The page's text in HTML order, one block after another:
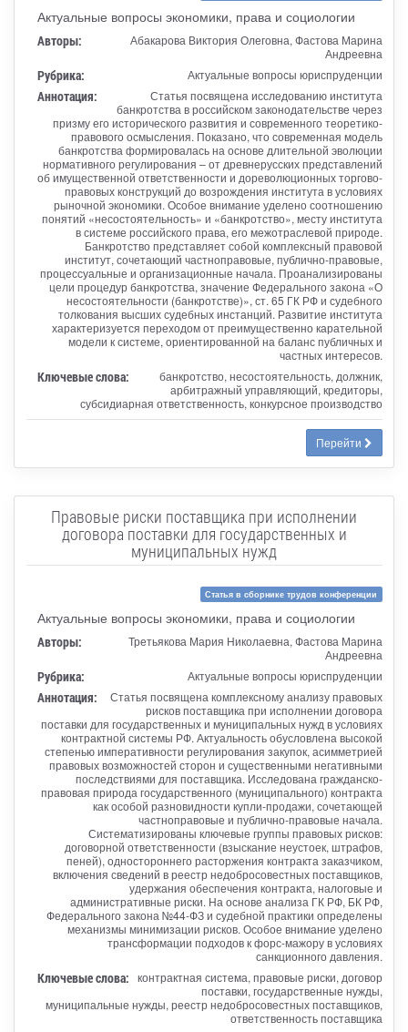
Актуальные вопросы экономики, права и социологии
Авторы:
Абакарова Виктория Олеговна, Фастова Марина
Андреевна
Рубрика: Актуальные вопросы юриспруденции
Аннотация:
Статья посвящена исследованию института
банкротства в российском законодательстве через
призму его исторического развития и современного теоретико-
правового осмысления. Показано, что современная модель
банкротства формировалась на основе длительной эволюции
нормативного регулирования – от древнерусских представлений
об имущественной ответственности и дореволюционных торгово-
правовых конструкций до возрождения института в условиях
рыночной экономики. Особое внимание уделено соотношению
понятий «несостоятельность» и «банкротство», месту института
в системе российского права, его межотраслевой природе.
Банкротство представляет собой комплексный правовой
институт, сочетающий частноправовые, публично-правовые,
процессуальные и организационные начала. Проанализированы
цели процедур банкротства, значение Федерального закона «О
несостоятельности (банкротстве)», ст. 65 ГК РФ и судебного
толкования высших судебных инстанций. Развитие института
характеризуется переходом от преимущественно карательной
модели к системе, ориентированной на баланс публичных и
частных интересов.
Ключевые слова:
банкротство, несостоятельность, должник,
арбитражный управляющий, кредиторы,
субсидиарная ответственность, конкурсное производство
Перейти
Правовые риски поставщика при исполнении
договора поставки для государственных и
муниципальных нужд
Статья в сборнике трудов конференции
Актуальные вопросы экономики, права и социологии
Авторы:
Третьякова Мария Николаевна, Фастова Марина
Андреевна
Рубрика: Актуальные вопросы юриспруденции
Аннотация:
Статья посвящена комплексному анализу правовых
рисков поставщика при исполнении договора
поставки для государственных и муниципальных нужд в условиях
контрактной системы РФ. Актуальность обусловлена высокой
степенью императивности регулирования закупок, асимметрией
правовых возможностей сторон и существенными негативными
последствиями для поставщика. Исследована гражданско-
правовая природа государственного (муниципального) контракта
как особой разновидности купли-продажи, сочетающей
частноправовые и публично-правовые начала.
Систематизированы ключевые группы правовых рисков:
договорной ответственности (взыскание неустоек, штрафов,
пеней), одностороннего расторжения контракта заказчиком,
включения сведений в реестр недобросовестных поставщиков,
удержания обеспечения контракта, налоговые и
административные риски. На основе анализа ГК РФ, БК РФ,
Федерального закона №44-ФЗ и судебной практики определены
механизмы минимизации рисков. Особое внимание уделено
трансформации подходов к форс-мажору в условиях
санкционного давления.
Ключевые слова: контрактная система, правовые риски, договор
поставки, государственные нужды,
муниципальные нужды, реестр недобросовестных поставщиков,
ответственность поставщика